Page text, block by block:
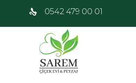
0542 479 00 01